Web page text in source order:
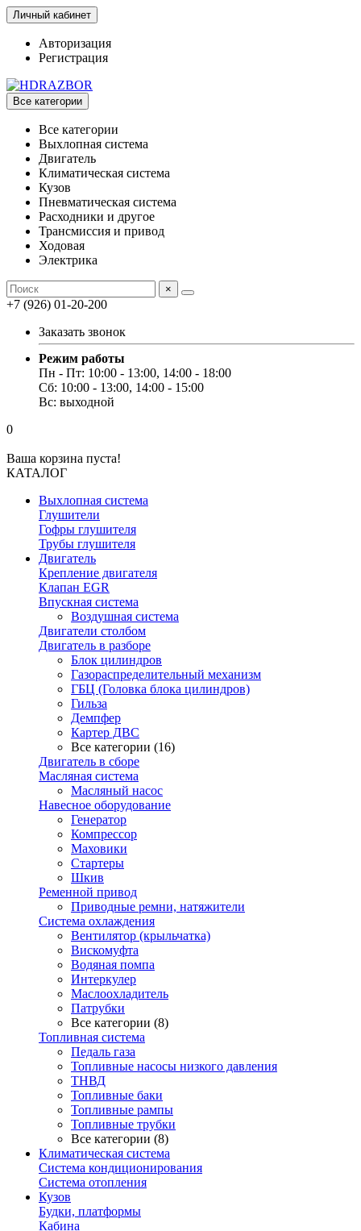
Личный кабинет
Авторизация
Регистрация
Все категории
Все категории
Выхлопная система
Двигатель
Климатическая система
Кузов
Пневматическая система
Расходники и другое
Трансмиссия и привод
Ходовая
Электрика
×
+7 (926) 01-20-200
Заказать звонок
Режим работы
Пн - Пт: 10:00 - 13:00, 14:00 - 18:00
Сб: 10:00 - 13:00, 14:00 - 15:00
Вс: выходной
0
Ваша корзина пуста!
КАТАЛОГ
Выхлопная система
Глушители
Гофры глушителя
Трубы глушителя
Двигатель
Крепление двигателя
Клапан EGR
Впускная система
Воздушная система
Двигатели столбом
Двигатель в разборе
Блок цилиндров
Газораспределительный механизм
ГБЦ (Головка блока цилиндров)
Гильза
Демпфер
Картер ДВС
Все категории (16)
Двигатель в сборе
Масляная система
Масляный насос
Навесное оборудование
Генератор
Компрессор
Маховики
Стартеры
Шкив
Ременной привод
Приводные ремни, натяжители
Система охлаждения
Вентилятор (крыльчатка)
Вискомуфта
Водяная помпа
Интеркулер
Маслоохладитель
Патрубки
Все категории (8)
Топливная система
Педаль газа
Топливные насосы низкого давления
ТНВД
Топливные баки
Топливные рампы
Топливные трубки
Все категории (8)
Климатическая система
Система кондиционирования
Система отопления
Кузов
Будки, платформы
Кабина